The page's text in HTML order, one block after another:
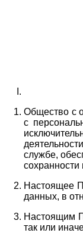
Общество с
с
службе,
Настоящее
данных, в
Настоящим
так или